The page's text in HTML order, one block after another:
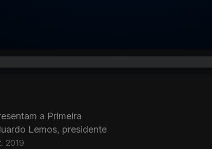
a Primeira
Lemos, presidente
2019